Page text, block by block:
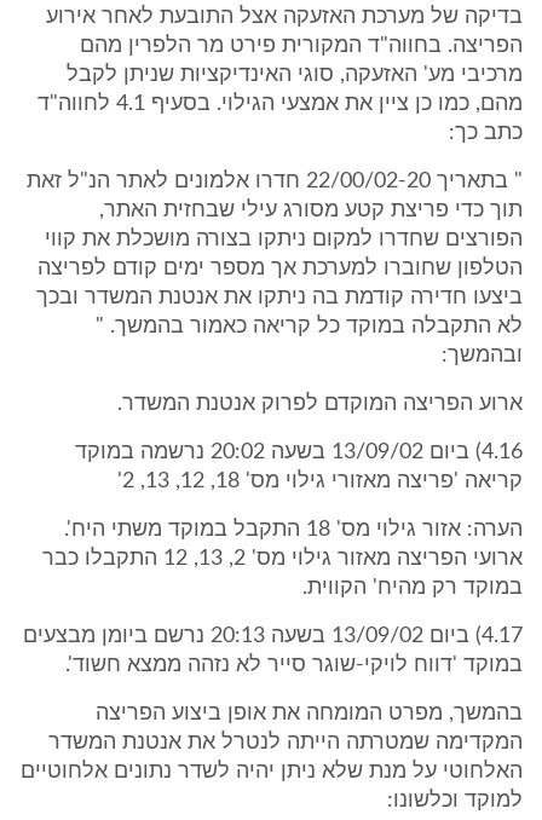
בדיקה של מערכת האזעקה אצל התובעת לאחר אירוע
הפריצה. בחווה"ד המקורית פירט מר הלפרין מהם
מרכיבי מע' האזעקה, סוגי האינדיקציות שניתן לקבל
מהם, כמו כן ציין את אמצעי הגילוי. בסעיף 4.1 לחווה"ד
כתב כך:
" בתאריך 22/00/02-20 חדרו אלמונים לאתר הנ"ל זאת
תוך כדי פריצת קטע מסורג עילי שבחזית האתר,
הפורצים שחדרו למקום ניתקו בצורה מושכלת את קווי
הטלפון שחוברו למערכת אך מספר ימים קודם לפריצה
ביצעו חדירה קודמת בה ניתקו את אנטנת המשדר ובכך
לא התקבלה במוקד כל קריאה כאמור בהמשך. "
ובהמשך:
ארוע הפריצה המוקדם לפרוק אנטנת המשדר.
4.16) ביום 13/09/02 בשעה 20:02 נרשמה במוקד
קריאה 'פריצה מאזורי גילוי מס' 18, 12, 13, 2'
הערה: אזור גילוי מס' 18 התקבל במוקד משתי היח'.
ארועי הפריצה מאזור גילוי מס' 2, 13, 12 התקבלו כבר
במוקד רק מהיח' הקווית.
4.17) ביום 13/09/02 בשעה 20:13 נרשם ביומן מבצעים
במוקד 'דווח לויקי-שוגר סייר לא נזהה ממצא חשוד'.
בהמשך, מפרט המומחה את אופן ביצוע הפריצה
המקדימה שמטרתה הייתה לנטרל את אנטנת המשדר
האלחוטי על מנת שלא ניתן יהיה לשדר נתונים אלחוטיים
למוקד וכלשונו: